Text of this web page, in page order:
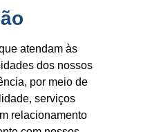
atendam às
dos nossos
por meio de
serviços
relacionamento